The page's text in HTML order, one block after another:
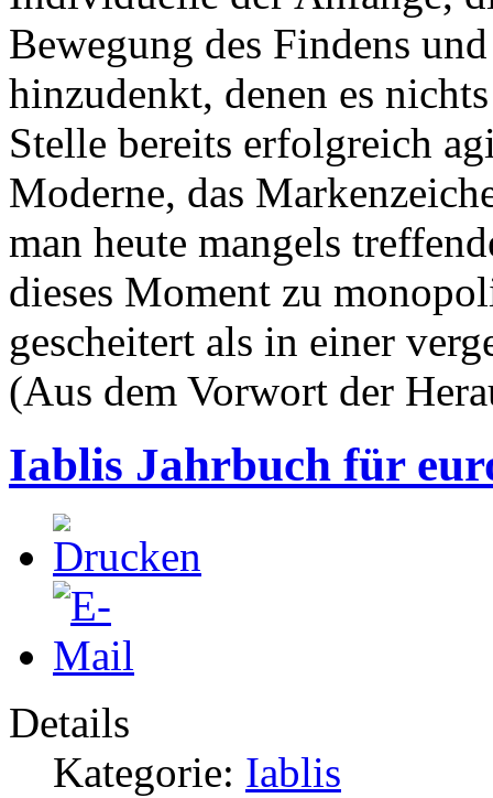
Bewegung des Findens
hinzudenkt, denen es
Stelle bereits erfolgreich
Moderne, das
man heute mangels
dieses Moment zu
gescheitert als in einer
(Aus dem Vorwort der
Iablis Jahrbuch für
Details
Kategorie: Iablis